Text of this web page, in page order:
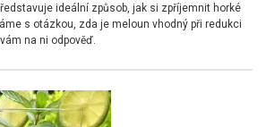
ideální způsob, jak si zpříjemnit horké
s otázkou, zda je meloun vhodný při redukci
na ni odpověď.